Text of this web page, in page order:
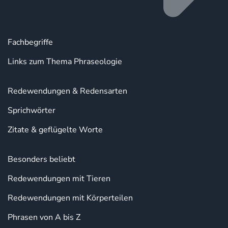
Fachbegriffe
Links zum Thema Phraseologie
Redewendungen & Redensarten
Sprichwörter
Zitate & geflügelte Worte
Besonders beliebt
Redewendungen mit Tieren
Redewendungen mit Körperteilen
Phrasen von A bis Z